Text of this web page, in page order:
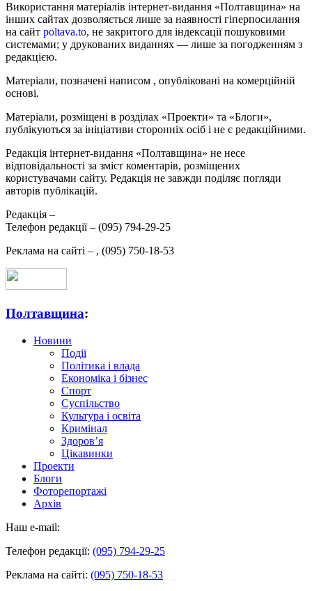
Використання матеріалів інтернет-видання «Полтавщина» на
інших сайтах дозволяється лише за наявності гіперпосилання
на сайт poltava.to, не закритого для індексації пошуковими
системами; у друкованих виданнях — лише за погодженням з
редакцією.
Матеріали, позначені написом , опубліковані на комерційній
основі.
Матеріали, розміщені в розділах «Проекти» та «Блоги»,
публікуються за ініціативи сторонніх осіб і не є редакційними.
Редакція інтернет-видання «Полтавщина» не несе
відповідальності за зміст коментарів, розміщених
користувачами сайту. Редакція не завжди поділяє погляди
авторів публікацій.
Редакція –
Телефон редакції – (095) 794-29-25
Реклама на сайті – , (095) 750-18-53
Полтавщина:
Новини
Події
Політика і влада
Економіка і бізнес
Спорт
Суспільство
Культура і освіта
Кримінал
Здоров’я
Цікавинки
Проекти
Блоги
Фоторепортажі
Архів
Наш e-mail:
Телефон редакції: (095) 794-29-25
Реклама на сайті: (095) 750-18-53